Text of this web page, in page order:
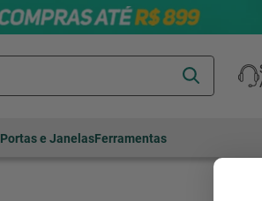
Portas e JanelasFerramentas